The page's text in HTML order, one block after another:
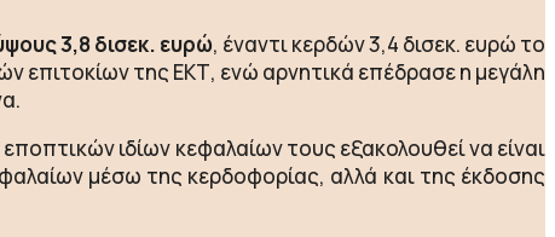
3,8 δισεκ. ευρώ, έναντι κερδών 3,4 δισεκ. ευρώ το
της ΕΚΤ, ενώ αρνητικά επέδρασε η μεγάλη
ιδίων κεφαλαίων τους εξακολουθεί να είναι
μέσω της κερδοφορίας, αλλά και της έκδοσης